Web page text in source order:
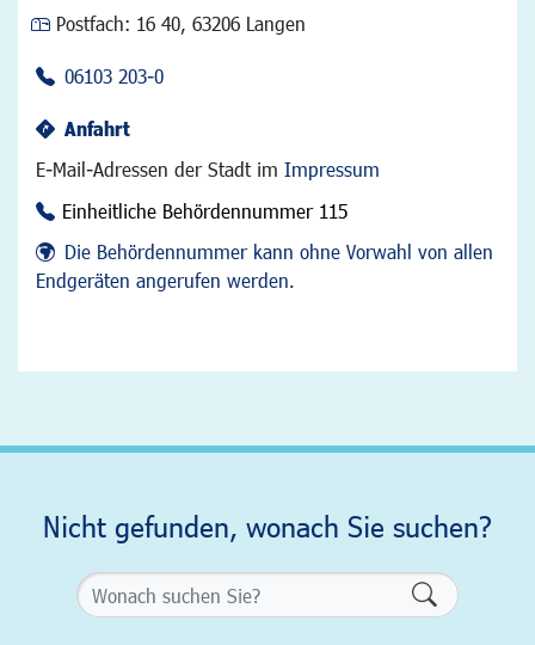
Postfach: 16 40, 63206 Langen
06103 203-0
Anfahrt
E-Mail-Adressen der Stadt im Impressum
Einheitliche Behördennummer 115
Die Behördennummer kann ohne Vorwahl von allen
Endgeräten angerufen werden.
Nicht gefunden, wonach Sie suchen?